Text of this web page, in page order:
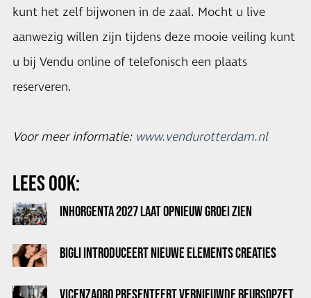
kunt het zelf bijwonen in de zaal. Mocht u live
aanwezig willen zijn tijdens deze mooie veiling kunt
u bij Vendu online of telefonisch een plaats
reserveren.
Voor meer informatie: www.vendurotterdam.nl
LEES OOK:
INHORGENTA 2027 LAAT OPNIEUW GROEI ZIEN
BIGLI INTRODUCEERT NIEUWE ELEMENTS CREATIES
VICENZAORO PRESENTEERT VERNIEUWDE BEURSOPZET